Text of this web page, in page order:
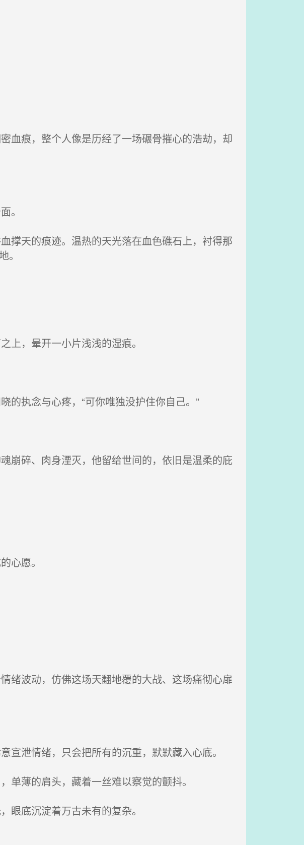
血痕，整个人像是历经了一场碾骨摧心的浩劫，却
。
撑天的痕迹。温热的天光落在血色礁石上，衬得那
。
，晕开一小片浅浅的湿痕。
执念与心疼，“可你唯独没护住你自己。”
崩碎、肉身湮灭，他留给世间的，依旧是温柔的庇
心愿。
绪波动，仿佛这场天翻地覆的大战、这场痛彻心扉
泄情绪，只会把所有的沉重，默默藏入心底。
薄的肩头，藏着一丝难以察觉的颤抖。
底沉淀着万古未有的复杂。